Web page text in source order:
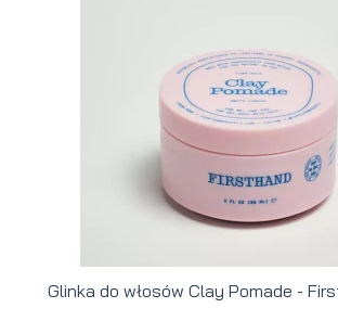
Glinka do włosów Clay Pomade -